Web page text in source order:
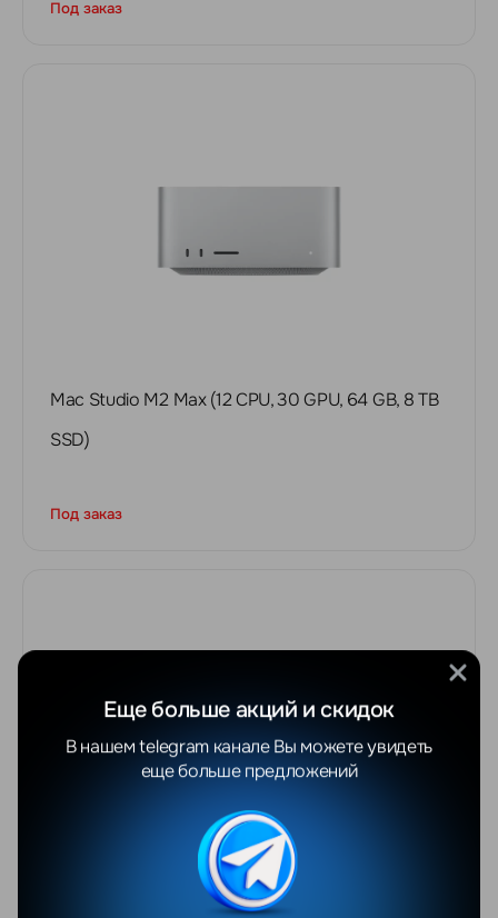
Под заказ
Mac Studio M2 Max (12 CPU, 30 GPU, 64 GB, 8 TB
SSD)
Под заказ
Mac Studio M2 Max (12 CPU, 38 GPU, 32 GB, 512
Еще больше акций и скидок
В нашем telegram канале Вы можете увидеть
еще больше предложений